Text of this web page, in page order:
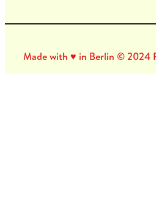
Made with ♥ in Berlin © 2024